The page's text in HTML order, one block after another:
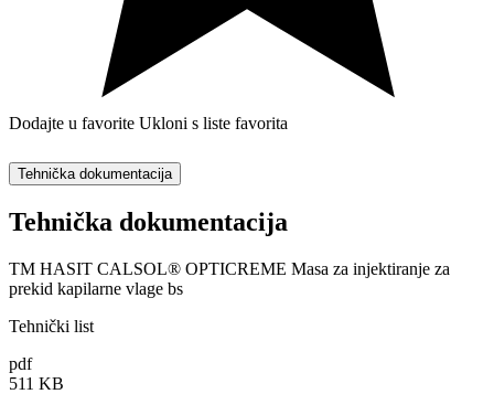
Dodajte u favorite Ukloni s liste favorita
Tehnička dokumentacija
Tehnička dokumentacija
TM HASIT CALSOL® OPTICREME Masa za injektiranje za
prekid kapilarne vlage bs
Tehnički list
pdf
511 KB